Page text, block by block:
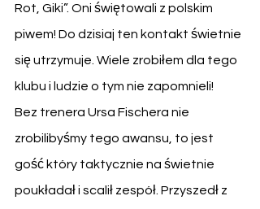
Rot, Giki”. Oni świętowali z polskim
piwem! Do dzisiaj ten kontakt świetnie
się utrzymuje. Wiele zrobiłem dla tego
klubu i ludzie o tym nie zapomnieli!
Bez trenera Ursa Fischera nie
zrobilibyśmy tego awansu, to jest
gość który taktycznie na świetnie
poukładał i scalił zespół. Przyszedł z